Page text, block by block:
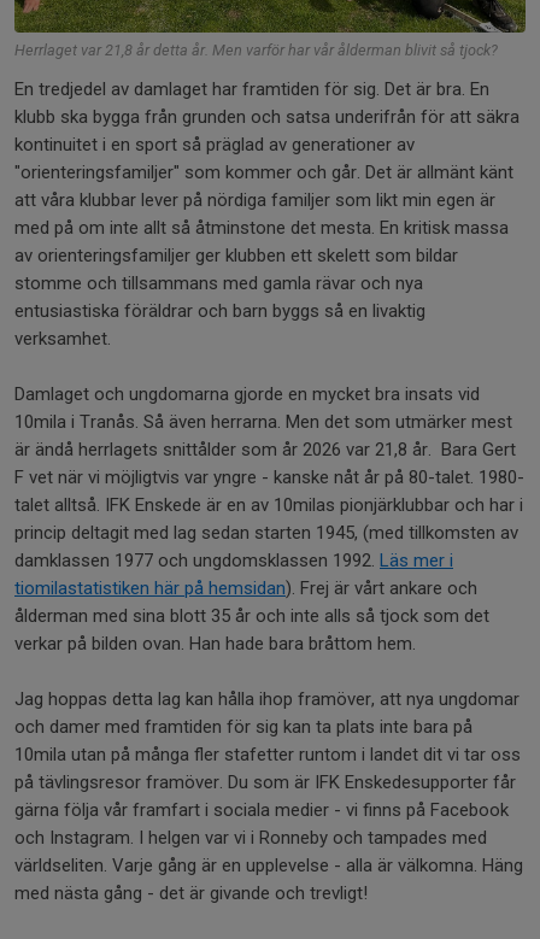
Herrlaget var 21,8 år detta år. Men varför har vår ålderman blivit så tjock?
En tredjedel av damlaget har framtiden för sig. Det är bra. En
klubb ska bygga från grunden och satsa underifrån för att säkra
kontinuitet i en sport så präglad av generationer av
"orienteringsfamiljer" som kommer och går. Det är allmänt känt
att våra klubbar lever på nördiga familjer som likt min egen är
med på om inte allt så åtminstone det mesta. En kritisk massa
av orienteringsfamiljer ger klubben ett skelett som bildar
stomme och tillsammans med gamla rävar och nya
entusiastiska föräldrar och barn byggs så en livaktig
verksamhet.
Damlaget och ungdomarna gjorde en mycket bra insats vid
10mila i Tranås. Så även herrarna. Men det som utmärker mest
är ändå herrlagets snittålder som år 2026 var 21,8 år. Bara Gert
F vet när vi möjligtvis var yngre - kanske nåt år på 80-talet. 1980-
talet alltså. IFK Enskede är en av 10milas pionjärklubbar och har i
princip deltagit med lag sedan starten 1945, (med tillkomsten av
damklassen 1977 och ungdomsklassen 1992. Läs mer i
tiomilastatistiken här på hemsidan). Frej är vårt ankare och
ålderman med sina blott 35 år och inte alls så tjock som det
verkar på bilden ovan. Han hade bara bråttom hem.
Jag hoppas detta lag kan hålla ihop framöver, att nya ungdomar
och damer med framtiden för sig kan ta plats inte bara på
10mila utan på många fler stafetter runtom i landet dit vi tar oss
på tävlingsresor framöver. Du som är IFK Enskedesupporter får
gärna följa vår framfart i sociala medier - vi finns på Facebook
och Instagram. I helgen var vi i Ronneby och tampades med
världseliten. Varje gång är en upplevelse - alla är välkomna. Häng
med nästa gång - det är givande och trevligt!